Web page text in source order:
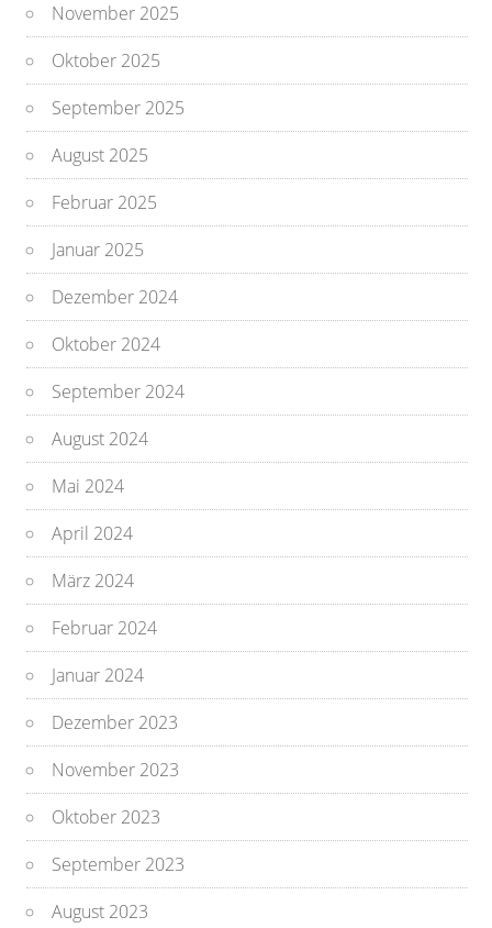
November 2025
Oktober 2025
September 2025
August 2025
Februar 2025
Januar 2025
Dezember 2024
Oktober 2024
September 2024
August 2024
Mai 2024
April 2024
März 2024
Februar 2024
Januar 2024
Dezember 2023
November 2023
Oktober 2023
September 2023
August 2023